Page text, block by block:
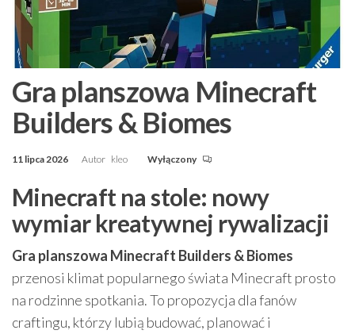
Gra planszowa Minecraft
Builders & Biomes
11 lipca 2026 Autor kleo Wyłączony
Minecraft na stole: nowy
wymiar kreatywnej rywalizacji
Gra planszowa Minecraft Builders & Biomes
przenosi klimat popularnego świata Minecraft prosto
na rodzinne spotkania. To propozycja dla fanów
craftingu, którzy lubią budować, planować i